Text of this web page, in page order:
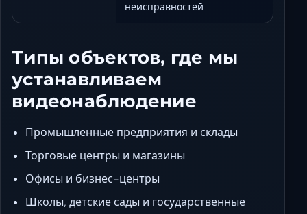
неисправностей
Типы объектов, где мы
устанавливаем
видеонаблюдение
Промышленные предприятия и склады
Торговые центры и магазины
Офисы и бизнес-центры
Школы, детские сады и государственные